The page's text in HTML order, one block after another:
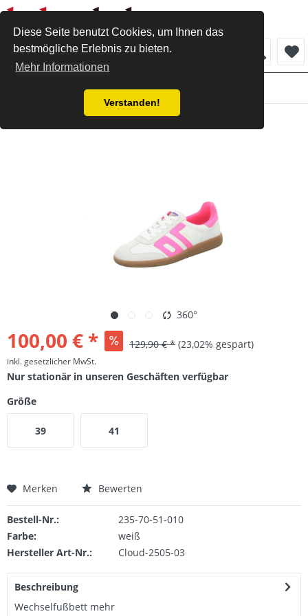
Diese Seite benutzt Cookies, um Ihnen das
bestmögliche Erlebnis zu bieten.
Mehr Informationen
Verstanden!
Menü
Back 70 Sneaker white Fluo pink
360°
100,00 € * 129,90 € * (23,02% gespart)
inkl. gesetzlicher MwSt.
Nur stationär in unseren Geschäften verfügbar
Größe
39 41
Merken Bewerten
Bestell-Nr.:
235-70-51-010
Farbe:
weiß
Hersteller Art-Nr.:
Cloud-2505-03
Beschreibung
Wechselfußbett mehr